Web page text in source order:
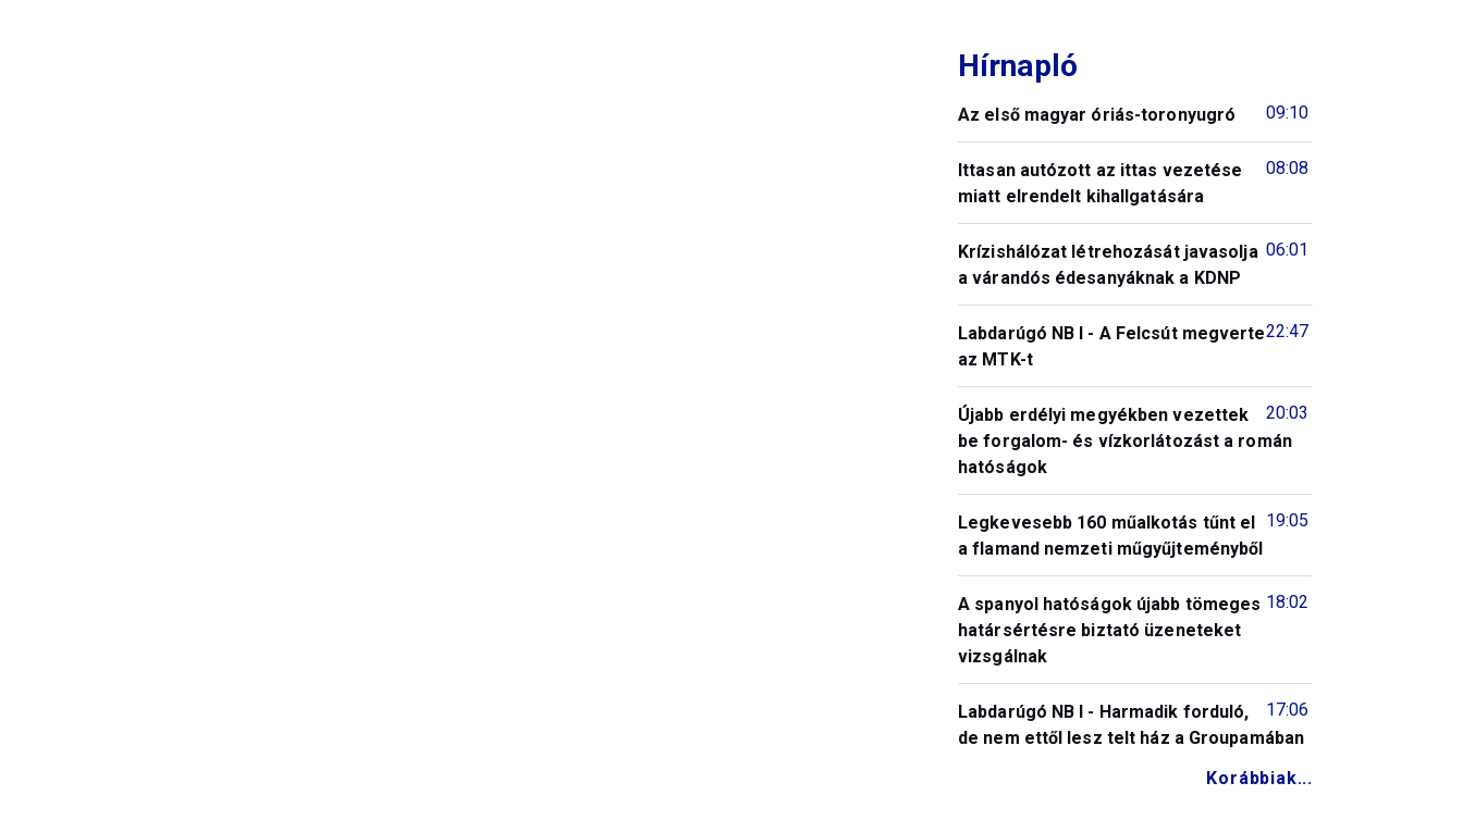
Hírnapló
09:10
Az első magyar óriás-toronyugró
08:08
Ittasan autózott az ittas vezetése
miatt elrendelt kihallgatására
06:01
Krízishálózat létrehozását javasolja
a várandós édesanyáknak a KDNP
22:47
Labdarúgó NB I - A Felcsút megverte
az MTK-t
20:03
Újabb erdélyi megyékben vezettek
be forgalom- és vízkorlátozást a román
hatóságok
19:05
Legkevesebb 160 műalkotás tűnt el
a flamand nemzeti műgyűjteményből
18:02
A spanyol hatóságok újabb tömeges
határsértésre biztató üzeneteket
vizsgálnak
17:06
Labdarúgó NB I - Harmadik forduló,
de nem ettől lesz telt ház a Groupamában
Korábbiak...